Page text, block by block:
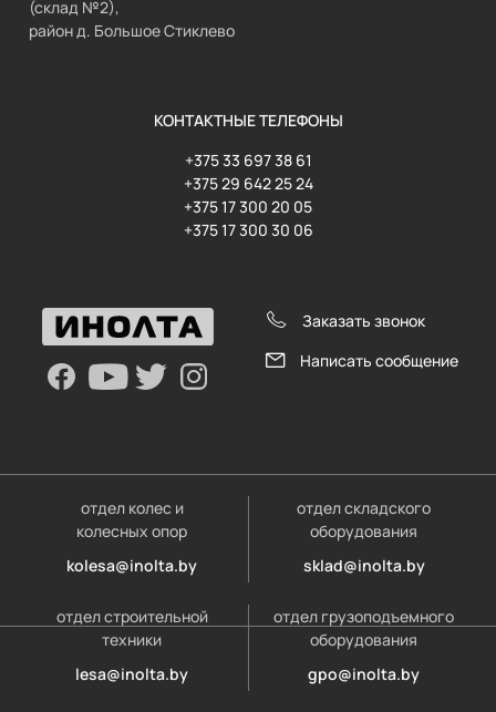
(склад №2),
район д. Большое Стиклево
КОНТАКТНЫЕ ТЕЛЕФОНЫ
+375 33 697 38 61
+375 29 642 25 24
+375 17 300 20 05
+375 17 300 30 06
Заказать звонок
Написать сообщение
отдел колес и
колесных опор
kolesa@inolta.by
отдел складского
оборудования
sklad@inolta.by
отдел строительной
техники
lesa@inolta.by
отдел грузоподъемного
оборудования
gpo@inolta.by